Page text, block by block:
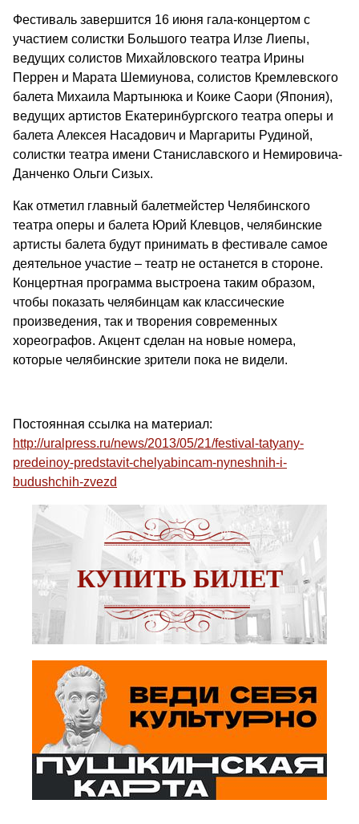
Фестиваль завершится 16 июня гала-концертом с
участием солистки Большого театра Илзе Лиепы,
ведущих солистов Михайловского театра Ирины
Перрен и Марата Шемиунова, солистов Кремлевского
балета Михаила Мартынюка и Коике Саори (Япония),
ведущих артистов Екатеринбургского театра оперы и
балета Алексея Насадович и Маргариты Рудиной,
солистки театра имени Станиславского и Немировича-
Данченко Ольги Сизых.
Как отметил главный балетмейстер Челябинского
театра оперы и балета Юрий Клевцов, челябинские
артисты балета будут принимать в фестивале самое
деятельное участие – театр не останется в стороне.
Концертная программа выстроена таким образом,
чтобы показать челябинцам как классические
произведения, так и творения современных
хореографов. Акцент сделан на новые номера,
которые челябинские зрители пока не видели.
Постоянная ссылка на материал:
http://uralpress.ru/news/2013/05/21/festival-tatyany-
predeinoy-predstavit-chelyabincam-nyneshnih-i-
budushchih-zvezd
КУПИТЬ БИЛЕТ